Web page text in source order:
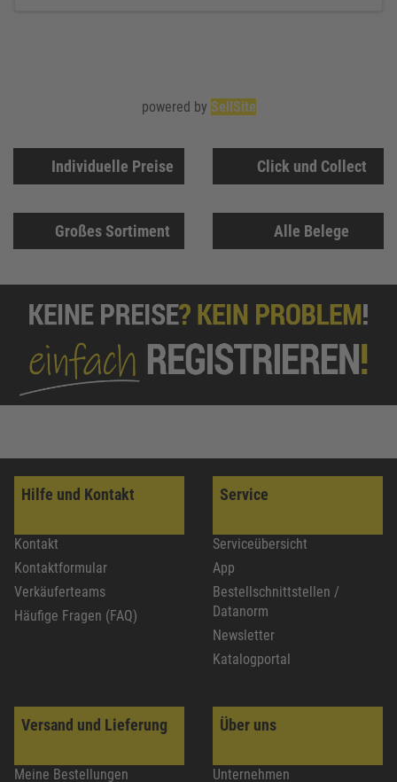
Individuelle Preise Click und Collect
Großes Sortiment Alle Belege
Hilfe und Kontakt
Kontakt
Kontaktformular
Verkäuferteams
Häufige Fragen (FAQ)
Service
Serviceübersicht
App
Bestellschnittstellen /
Datanorm
Newsletter
Katalogportal
Versand und Lieferung
Meine Bestellungen
Über uns
Unternehmen
powered by SellSite